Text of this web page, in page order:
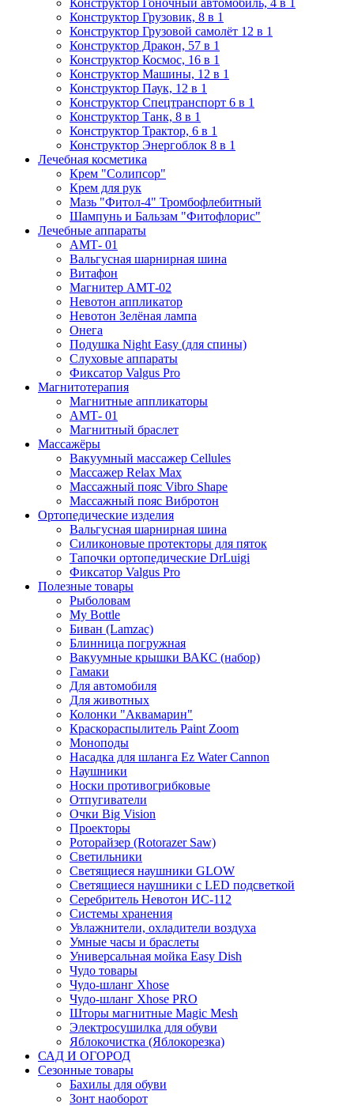
Конструктор Гоночный автомобиль, 4 в 1
Конструктор Грузовик, 8 в 1
Конструктор Грузовой самолёт 12 в 1
Конструктор Дракон, 57 в 1
Конструктор Космос, 16 в 1
Конструктор Машины, 12 в 1
Конструктор Паук, 12 в 1
Конструктор Спецтранспорт 6 в 1
Конструктор Танк, 8 в 1
Конструктор Трактор, 6 в 1
Конструктор Энергоблок 8 в 1
Лечебная косметика
Крем "Солипсор"
Крем для рук
Мазь "Фитол-4" Тромбофлебитный
Шампунь и Бальзам "Фитофлорис"
Лечебные аппараты
АМТ- 01
Вальгусная шарнирная шина
Витафон
Магнитер АМТ-02
Невотон аппликатор
Невотон Зелёная лампа
Онега
Подушка Night Easy (для спины)
Слуховые аппараты
Фиксатор Valgus Pro
Магнитотерапия
Магнитные аппликаторы
АМТ- 01
Магнитный браслет
Массажёры
Вакуумный массажер Cellules
Массажер Relax Max
Массажный пояс Vibro Shape
Массажный пояс Вибротон
Ортопедические изделия
Вальгусная шарнирная шина
Силиконовые протекторы для пяток
Тапочки ортопедические DrLuigi
Фиксатор Valgus Pro
Полезные товары
Рыболовам
My Bottle
Биван (Lamzac)
Блинница погружная
Вакуумные крышки ВАКС (набор)
Гамаки
Для автомобиля
Для животных
Колонки "Аквамарин"
Краскораспылитель Paint Zoom
Моноподы
Насадка для шланга Ez Water Cannon
Наушники
Носки противогрибковые
Отпугиватели
Очки Big Vision
Проекторы
Роторайзер (Rotorazer Saw)
Светильники
Светящиеся наушники GLOW
Светящиеся наушники с LED подсветкой
Серебритель Невотон ИС-112
Системы хранения
Увлажнители, охладители воздуха
Умные часы и браслеты
Универсальная мойка Easy Dish
Чудо товары
Чудо-шланг Xhose
Чудо-шланг Xhose PRO
Шторы магнитные Magic Mesh
Электросушилка для обуви
Яблокочистка (Яблокорезка)
САД И ОГОРОД
Сезонные товары
Бахилы для обуви
Зонт наоборот